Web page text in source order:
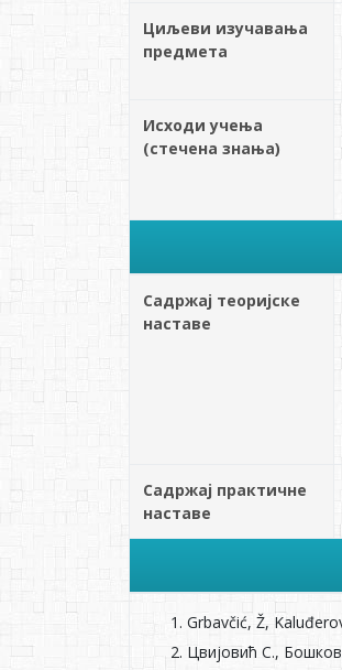
Циљеви изучавања
предмета
Исходи учења
(стечена знања)
Садржај теоријске
наставе
Садржај практичне
наставе
Grbavčić, Ž,
Цвијовић С.,